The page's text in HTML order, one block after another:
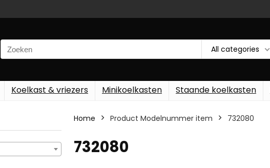
Search
for:
All categories
Koelkast & vriezers Minikoelkasten Staande koelkasten
Home Product Modelnummer item ‎732080
‎732080